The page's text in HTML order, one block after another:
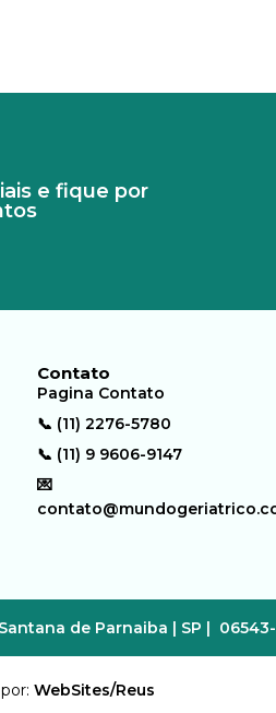
e fique por
Contato
Pagina Contato
📞 (11) 2276-5780
📞 (11) 9 9606-9147
💌
de Parnaiba | SP |
WebSites/Reus